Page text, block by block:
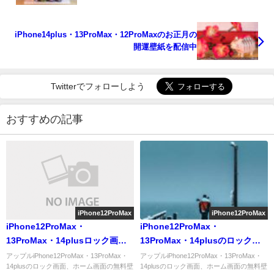
iPhone14plus・13ProMax・12ProMaxのお正月の
開運壁紙を配信中
Twitterでフォローしよう
おすすめの記事
iPhone12ProMax
iPhone12ProMax・
13ProMax・14plusロック画面
等の昭和レトロな壁紙を配信中
アップルiPhone12ProMax・13ProMax・
14plusのロック画面、ホーム画面の無料壁
iPhone12ProMax
iPhone12ProMax・
13ProMax・14plusのロック画
面等の北欧の壁紙を配信中
アップルiPhone12ProMax・13ProMax・
14plusのロック画面、ホーム画面の無料壁